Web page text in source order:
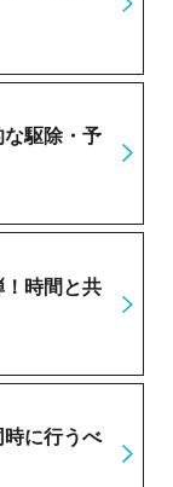
駆除・予
時間と共
に行うべ